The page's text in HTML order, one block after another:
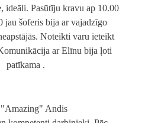
ideāli. Pasūtīju kravu ap 10.00
jau šoferis bija ar vajadzīgo
Noteikti varu ieteikt
ar Elīnu bija ļoti
patīkama .
Andis